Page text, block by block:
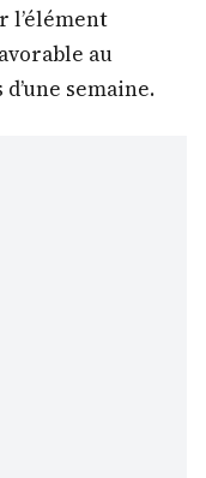
l’élément
au
semaine.